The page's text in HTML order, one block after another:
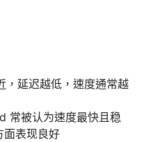
，延迟越低，速度通常越
常被认为速度最快且稳
面表现良好